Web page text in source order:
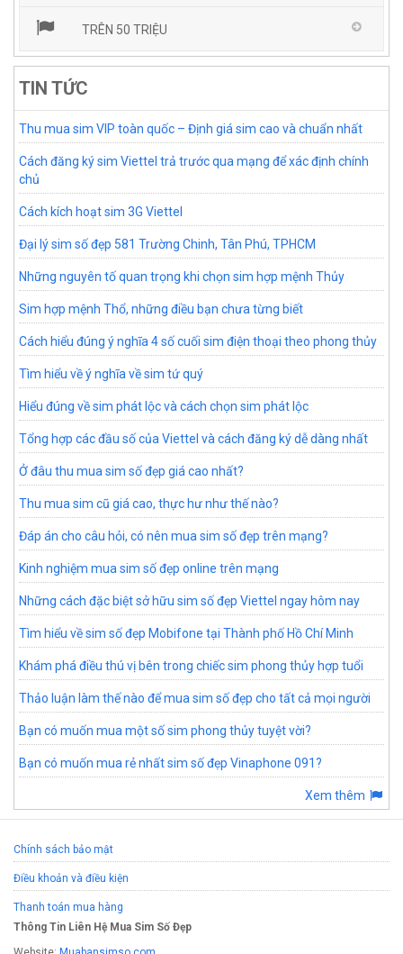
TRÊN 50 TRIỆU
TIN TỨC
Thu mua sim VIP toàn quốc – Định giá sim cao và chuẩn nhất
Cách đăng ký sim Viettel trả trước qua mạng để xác định chính
chủ
Cách kích hoạt sim 3G Viettel
Đại lý sim số đẹp 581 Trường Chinh, Tân Phú, TPHCM
Những nguyên tố quan trọng khi chọn sim hợp mệnh Thủy
Sim hợp mệnh Thổ, những điều bạn chưa từng biết
Cách hiểu đúng ý nghĩa 4 số cuối sim điện thoại theo phong thủy
Tìm hiểu về ý nghĩa về sim tứ quý
Hiểu đúng về sim phát lộc và cách chọn sim phát lộc
Tổng hợp các đầu số của Viettel và cách đăng ký dễ dàng nhất
Ở đâu thu mua sim số đẹp giá cao nhất?
Thu mua sim cũ giá cao, thực hư như thế nào?
Đáp án cho câu hỏi, có nên mua sim số đẹp trên mạng?
Kinh nghiệm mua sim số đẹp online trên mạng
Những cách đặc biệt sở hữu sim số đẹp Viettel ngay hôm nay
Tìm hiểu về sim số đẹp Mobifone tại Thành phố Hồ Chí Minh
Khám phá điều thú vị bên trong chiếc sim phong thủy hợp tuổi
Thảo luận làm thế nào để mua sim số đẹp cho tất cả mọi người
Bạn có muốn mua một số sim phong thủy tuyệt vời?
Bạn có muốn mua rẻ nhất sim số đẹp Vinaphone 091?
Xem thêm
Chính sách bảo mật
Điều khoản và điều kiện
Thanh toán mua hàng
Thông Tin Liên Hệ Mua Sim Số Đẹp